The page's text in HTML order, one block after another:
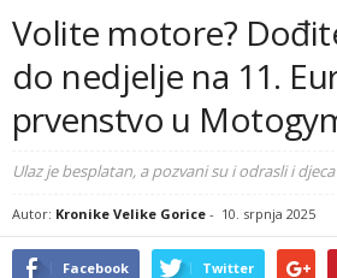
Volite motore?
do nedjelje na 11.
prvenstvo u
Ulaz je besplatan, a pozvani su i odrasli i djeca
Autor: Kronike Velike Gorice - 10. srpnja 2025
Facebook Twitter